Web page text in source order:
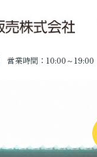
営業時間：10:00～19:00